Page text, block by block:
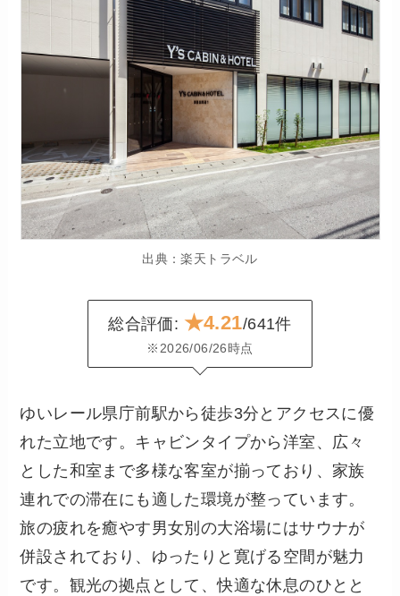
出典：楽天トラベル
総合評価: ★4.21/641件
※2026/06/26時点
ゆいレール県庁前駅から徒歩3分とアクセスに優
れた立地です。キャビンタイプから洋室、広々
とした和室まで多様な客室が揃っており、家族
連れでの滞在にも適した環境が整っています。
旅の疲れを癒やす男女別の大浴場にはサウナが
併設されており、ゆったりと寛げる空間が魅力
です。観光の拠点として、快適な休息のひとと